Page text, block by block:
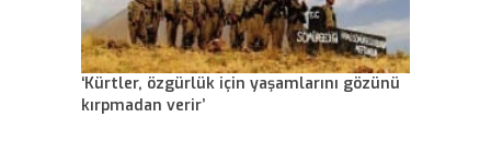
‘Kürtler, özgürlük için yaşamlarını gözünü
kırpmadan verir’